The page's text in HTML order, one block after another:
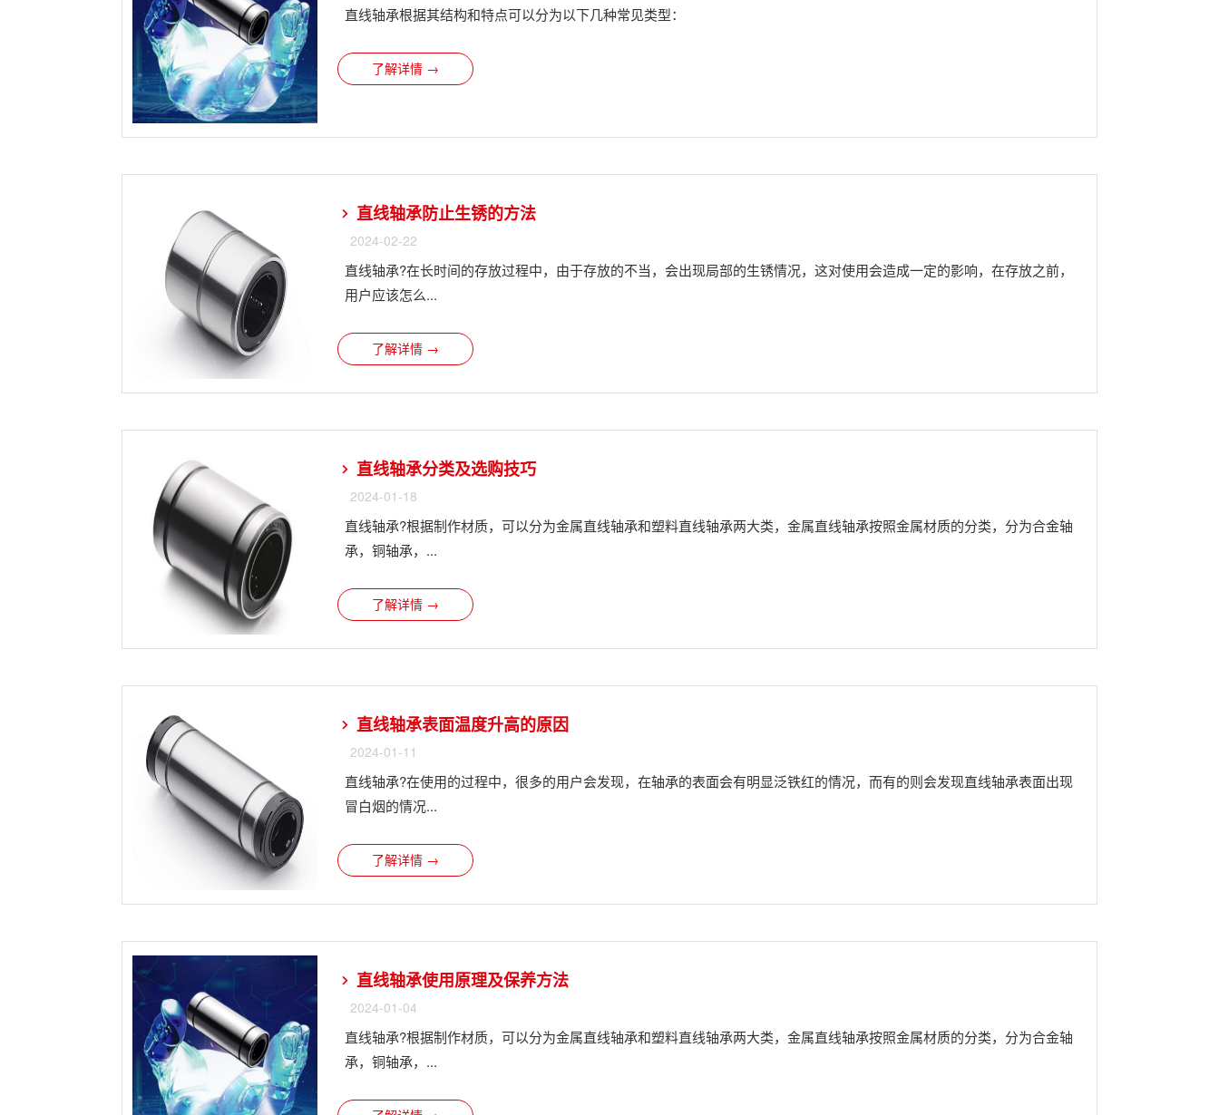
直线轴承根据其结构和特点可以分为以下几种常见类型：
了解详情 →
直线轴承防止生锈的方法
2024-02-22
直线轴承?在长时间的存放过程中，由于存放的不当，会出现局部的生锈情况，这对使用会造成一定的影响，在存放之前，
用户应该怎么...
了解详情 →
直线轴承分类及选购技巧
2024-01-18
直线轴承?根据制作材质，可以分为金属直线轴承和塑料直线轴承两大类，金属直线轴承按照金属材质的分类，分为合金轴
承，铜轴承，...
了解详情 →
直线轴承表面温度升高的原因
2024-01-11
直线轴承?在使用的过程中，很多的用户会发现，在轴承的表面会有明显泛铁红的情况，而有的则会发现直线轴承表面出现
冒白烟的情况...
了解详情 →
直线轴承使用原理及保养方法
2024-01-04
直线轴承?根据制作材质，可以分为金属直线轴承和塑料直线轴承两大类，金属直线轴承按照金属材质的分类，分为合金轴
承，铜轴承，...